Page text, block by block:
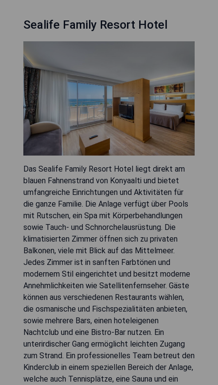
Sealife Family Resort Hotel
Das Sealife Family Resort Hotel liegt direkt am
blauen Fahnenstrand von Konyaalti und bietet
umfangreiche Einrichtungen und Aktivitäten für
die ganze Familie. Die Anlage verfügt über Pools
mit Rutschen, ein Spa mit Körperbehandlungen
sowie Tauch- und Schnorchelausrüstung. Die
klimatisierten Zimmer öffnen sich zu privaten
Balkonen, viele mit Blick auf das Mittelmeer.
Jedes Zimmer ist in sanften Farbtönen und
modernem Stil eingerichtet und besitzt moderne
Annehmlichkeiten wie Satellitenfernseher. Gäste
können aus verschiedenen Restaurants wählen,
die osmanische und Fischspezialitäten anbieten,
sowie mehrere Bars, einen hoteleigenen
Nachtclub und eine Bistro-Bar nutzen. Ein
unterirdischer Gang ermöglicht leichten Zugang
zum Strand. Ein professionelles Team betreut den
Kinderclub in einem speziellen Bereich der Anlage,
welche auch Tennisplätze, eine Sauna und ein